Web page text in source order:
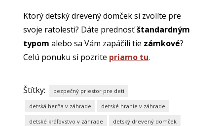
Ktorý detský drevený domček si zvolíte pre
svoje ratolesti? Dáte prednosťštandardným
typom alebo sa Vám zapáčili tie zámkové?
Celú ponuku si pozrite priamo tu.
Štítky: bezpečný priestor pre deti
detská herňa v záhrade detské hranie v záhrade
detské kráľovstvo v záhrade detský drevený domček